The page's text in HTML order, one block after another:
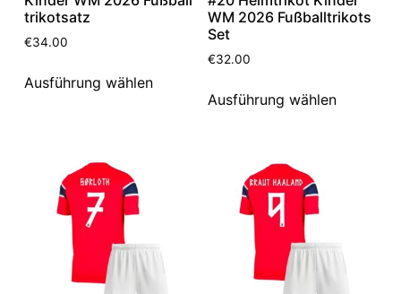
trikotsatz
€34.00
Ausführung wählen
WM 2026 Fußballtrikots
Set
€32.00
Ausführung wählen